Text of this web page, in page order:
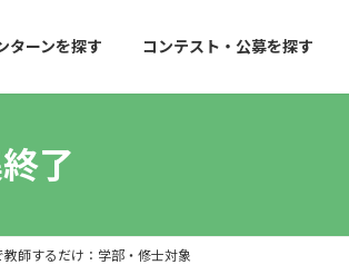
ターンを探す コンテスト・公募を探す
了
師するだけ：学部・修士対象